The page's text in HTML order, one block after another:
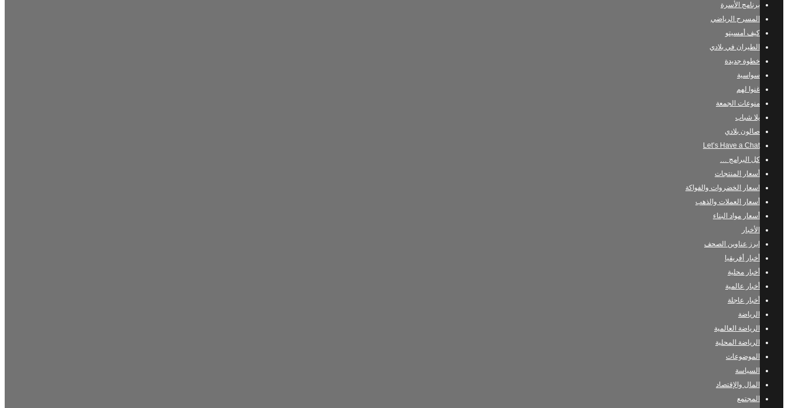
برنامج الأسرة
المسرح الرياضي
كيف أمسيتو
الطيران في بلادي
خطوة جديدة
سواسية
غنوا لهم
منوعات الجمعة
يلا شباب
صالون بلادي
Let’s Have a Chat
كل البرامج …
أسعار المنتجات
اسعار الخضروات والفواكة
أسعار العملات والذهب
أسعار مواد البناء
الأخبار
ابرز عناوين الصحف
أخبار أفريقيا
أخبار محلية
أخبار عالمية
أخبار عاجلة
الرياضة
الرياضة العالمية
الرياضة المحلية
الموضوعات
السياسة
المال والإقتصاد
المجتمع